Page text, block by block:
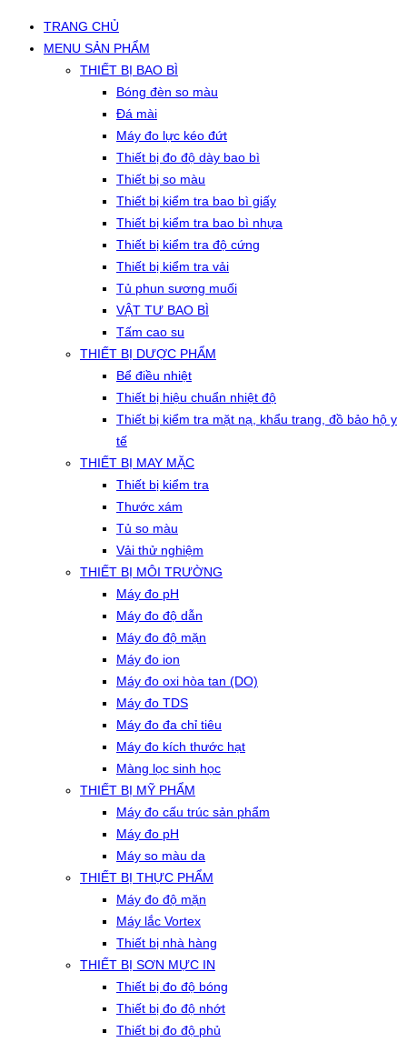
TRANG CHỦ
MENU SẢN PHẨM
THIẾT BỊ BAO BÌ
Bóng đèn so màu
Đá mài
Máy đo lực kéo đứt
Thiết bị đo độ dày bao bì
Thiết bị so màu
Thiết bị kiểm tra bao bì giấy
Thiết bị kiểm tra bao bì nhựa
Thiết bị kiểm tra độ cứng
Thiết bị kiểm tra vải
Tủ phun sương muối
VẬT TƯ BAO BÌ
Tấm cao su
THIẾT BỊ DƯỢC PHẨM
Bể điều nhiệt
Thiết bị hiệu chuẩn nhiệt độ
Thiết bị kiểm tra mặt nạ, khẩu trang, đồ bảo hộ y
tế
THIẾT BỊ MAY MẶC
Thiết bị kiểm tra
Thước xám
Tủ so màu
Vải thử nghiệm
THIẾT BỊ MÔI TRƯỜNG
Máy đo pH
Máy đo độ dẫn
Máy đo độ mặn
Máy đo ion
Máy đo oxi hòa tan (DO)
Máy đo TDS
Máy đo đa chỉ tiêu
Máy đo kích thước hạt
Màng lọc sinh học
THIẾT BỊ MỸ PHẨM
Máy đo cấu trúc sản phẩm
Máy đo pH
Máy so màu da
THIẾT BỊ THỰC PHẨM
Máy đo độ mặn
Máy lắc Vortex
Thiết bị nhà hàng
THIẾT BỊ SƠN MỰC IN
Thiết bị đo độ bóng
Thiết bị đo độ nhớt
Thiết bị đo độ phủ